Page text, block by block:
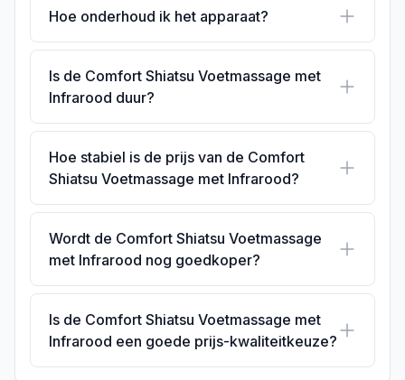
Hoe onderhoud ik het apparaat?
Is de Comfort Shiatsu Voetmassage met
Infrarood duur?
Hoe stabiel is de prijs van de Comfort
Shiatsu Voetmassage met Infrarood?
Wordt de Comfort Shiatsu Voetmassage
met Infrarood nog goedkoper?
Is de Comfort Shiatsu Voetmassage met
Infrarood een goede prijs-kwaliteitkeuze?